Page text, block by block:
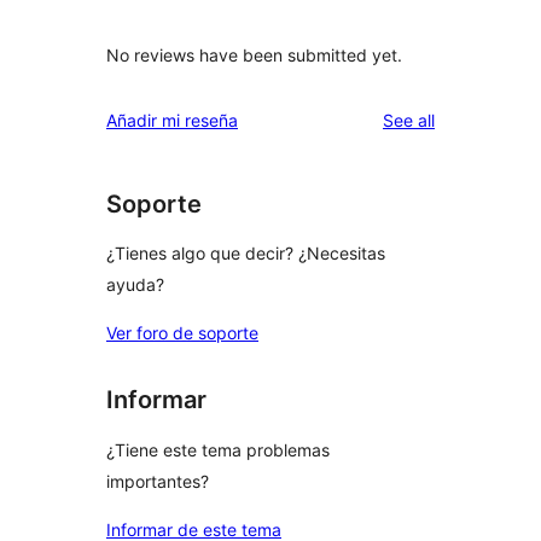
No reviews have been submitted yet.
Añadir mi reseña See allreviews
Soporte
¿Tienes algo que decir? ¿Necesitas
ayuda?
Ver foro de soporte
Informar
¿Tiene este tema problemas
importantes?
Informar de este tema